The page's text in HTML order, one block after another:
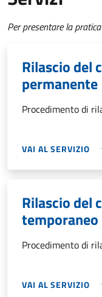
Per presentare la
Rilascio del
permanente
Procedimento di
VAI AL SERVIZIO
Rilascio del
temporaneo
Procedimento di
VAI AL SERVIZIO